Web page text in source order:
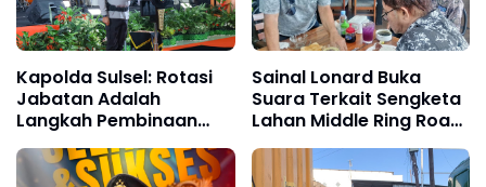
Kapolda Sulsel: Rotasi
Jabatan Adalah
Langkah Pembinaan
Stabilitas Kamtibmas
Sainal Lonard Buka
Suara Terkait Sengketa
Lahan Middle Ring Road:
Bukan Makelar!